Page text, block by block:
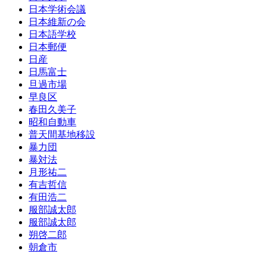
日本学術会議
日本維新の会
日本語学校
日本郵便
日産
日馬富士
旦過市場
早良区
春田久美子
昭和自動車
普天間基地移設
暴力団
暴対法
月形祐二
有吉哲信
有田浩二
服部誠太郎
服部誠太郎
朔啓二郎
朝倉市